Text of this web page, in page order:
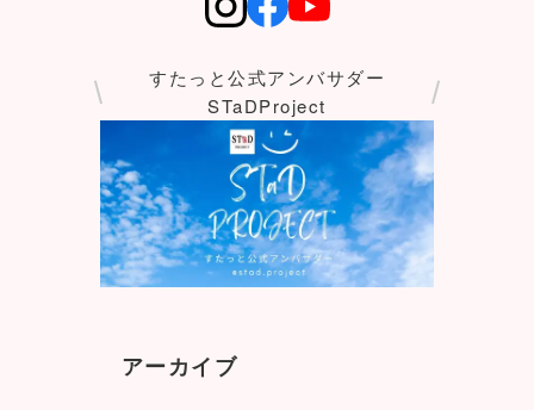
すたっと公式アンバサダー
STaDProject
アーカイブ